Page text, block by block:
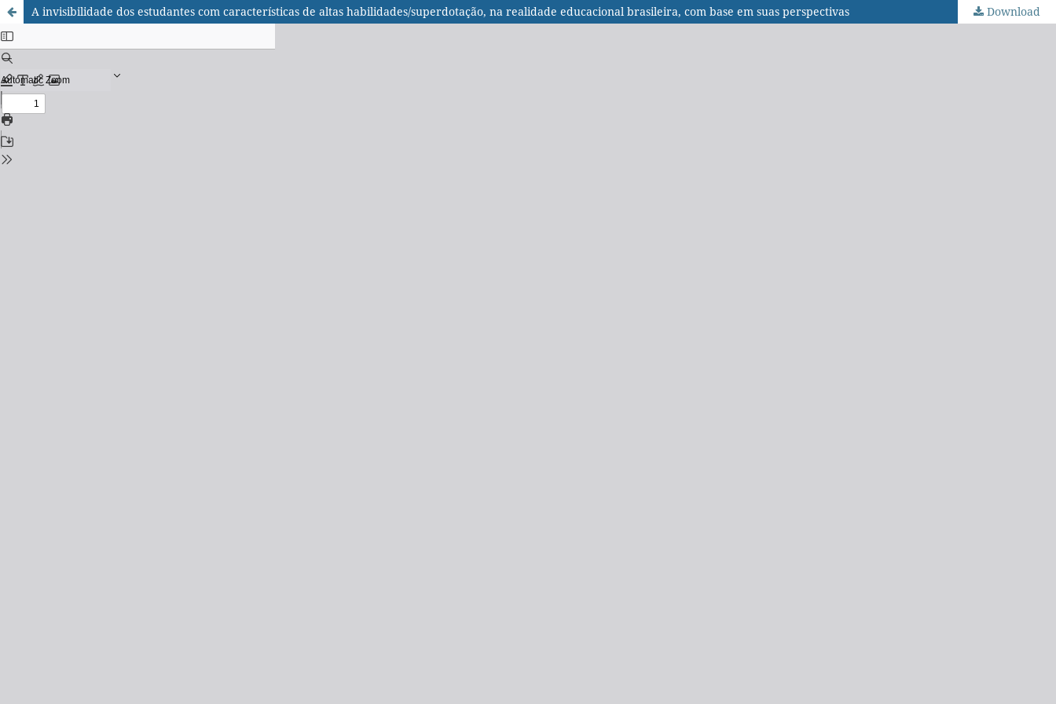
A invisibilidade dos estudantes com características de altas habilidades/superdotação, na realidade educacional brasileira, com base em suas perspectivas Download